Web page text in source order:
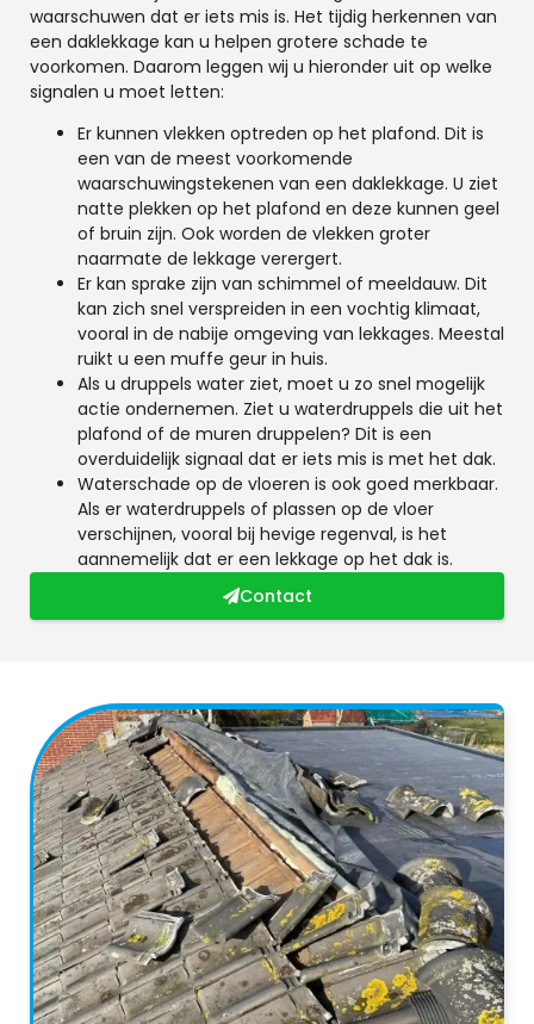
waarschuwen dat er iets mis is. Het tijdig herkennen van
een daklekkage kan u helpen grotere schade te
voorkomen. Daarom leggen wij u hieronder uit op welke
signalen u moet letten:
Er kunnen vlekken optreden op het plafond. Dit is
een van de meest voorkomende
waarschuwingstekenen van een daklekkage. U ziet
natte plekken op het plafond en deze kunnen geel
of bruin zijn. Ook worden de vlekken groter
naarmate de lekkage verergert.
Er kan sprake zijn van schimmel of meeldauw. Dit
kan zich snel verspreiden in een vochtig klimaat,
vooral in de nabije omgeving van lekkages. Meestal
ruikt u een muffe geur in huis.
Als u druppels water ziet, moet u zo snel mogelijk
actie ondernemen. Ziet u waterdruppels die uit het
plafond of de muren druppelen? Dit is een
overduidelijk signaal dat er iets mis is met het dak.
Waterschade op de vloeren is ook goed merkbaar.
Als er waterdruppels of plassen op de vloer
verschijnen, vooral bij hevige regenval, is het
aannemelijk dat er een lekkage op het dak is.
Contact